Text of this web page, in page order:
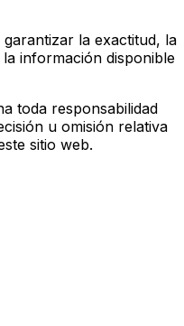
la exactitud, la
información disponible
toda responsabilidad
u omisión relativa
sitio web.